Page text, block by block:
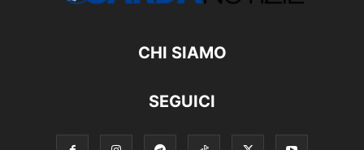
CHI SIAMO
SEGUICI